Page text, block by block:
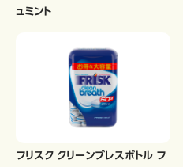
ュミント
フリスク クリーンブレスボトル フ